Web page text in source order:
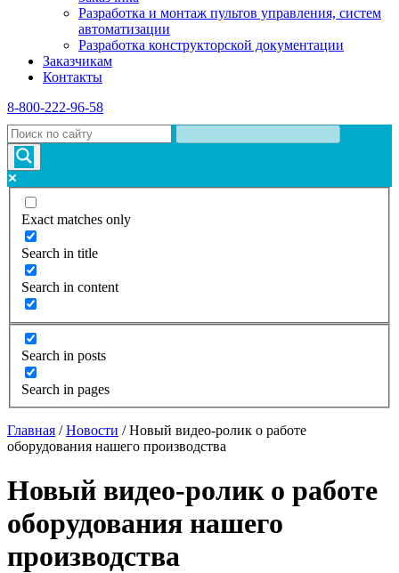
Разработка и монтаж пультов управления, систем
автоматизации
Разработка конструкторской документации
Заказчикам
Контакты
8-800-222-96-58
Exact matches only
Search in title
Search in content
Search in posts
Search in pages
Главная /Новости /Новый видео-ролик о работе
оборудования нашего производства
Новый видео-ролик о работе
оборудования нашего
производства